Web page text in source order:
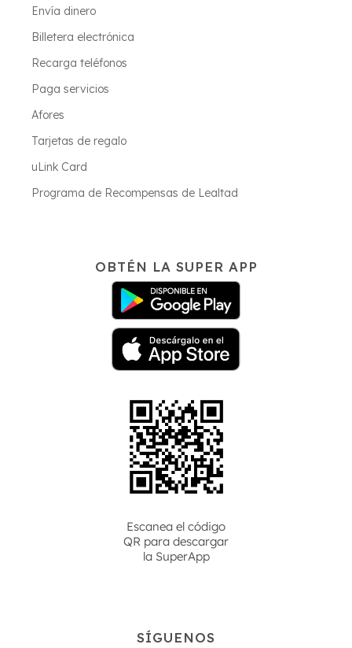
Envía dinero
Billetera electrónica
Recarga teléfonos
Paga servicios
Afores
Tarjetas de regalo
uLink Card
Programa de Recompensas de Lealtad
OBTÉN LA SUPER APP
Escanea el código
QR para descargar
la SuperApp
SÍGUENOS